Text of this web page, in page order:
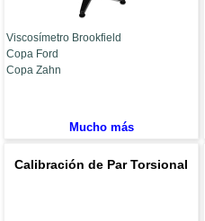
Viscosímetro Brookfield
Copa Ford
Copa Zahn
Mucho más
Calibración de Par Torsional